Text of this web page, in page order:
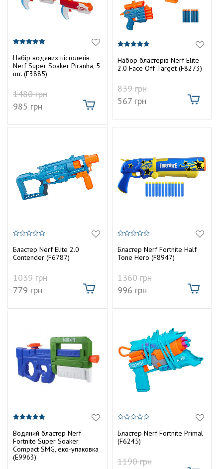
з 5
Набір водяних пістолетів
Nerf Super Soaker Piranha, 5
шт. (F3885)
1480грн
985 грн
з 5
Набор бластерів Nerf Elite
2.0 Face Off Target (F8273)
839грн
567 грн
з
5
Бластер Nerf Elite 2.0
Contender (F6787)
1039грн
779 грн
з
5
Бластер Nerf Fortnite Half
Tone Hero (F8947)
1360грн
996 грн
з 5
Водяний бластер Nerf
Fortnite Super Soaker
Compact SMG, еко-упаковка
(E9963)
з
5
Бластер Nerf Fortnite Primal
(F6245)
1190грн